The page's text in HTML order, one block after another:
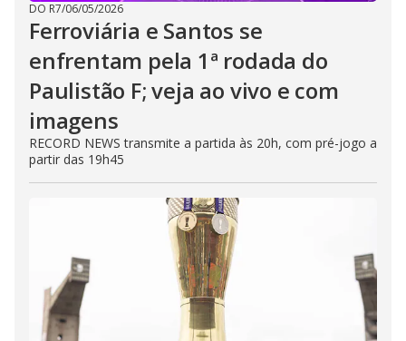
DO R7/06/05/2026
Ferroviária e Santos se
enfrentam pela 1ª rodada do
Paulistão F; veja ao vivo e com
imagens
RECORD NEWS transmite a partida às 20h, com pré-jogo a
partir das 19h45